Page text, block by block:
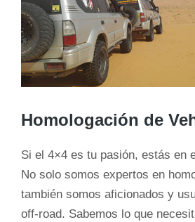
Homologación de
Si el 4×4 es tu pasión, estás en
No solo somos expertos en
también somos aficionados y
off-road. Sabemos lo que